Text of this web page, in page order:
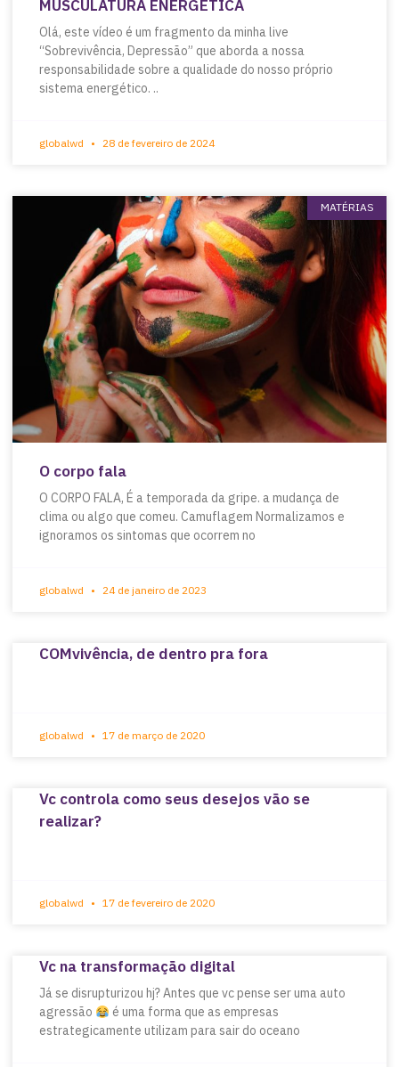
MUSCULATURA ENERGÉTICA
Olá, este vídeo é um fragmento da minha live
“Sobrevivência, Depressão” que aborda a nossa
responsabilidade sobre a qualidade do nosso próprio
sistema energético. ..
globalwd 28 de fevereiro de 2024
MATÉRIAS
O corpo fala
O CORPO FALA, É a temporada da gripe. a mudança de
clima ou algo que comeu. Camuflagem Normalizamos e
ignoramos os sintomas que ocorrem no
globalwd 24 de janeiro de 2023
COMvivência, de dentro pra fora
globalwd 17 de março de 2020
Vc controla como seus desejos vão se
realizar?
globalwd 17 de fevereiro de 2020
Vc na transformação digital
Já se disrupturizou hj? Antes que vc pense ser uma auto
agressão
é uma forma que as empresas
estrategicamente utilizam para sair do oceano